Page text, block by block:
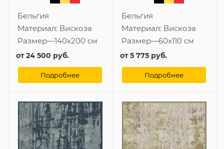
Бельгия
Материал: Вискоза
Размер—140x200 см
от24 500 руб.
Подробнее
Бельгия
Материал: Вискоза
Размер—60x110 см
от5 775 руб.
Подробнее